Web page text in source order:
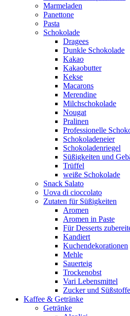
Marmeladen
Panettone
Pasta
Schokolade
Dragees
Dunkle Schokolade
Kakao
Kakaobutter
Kekse
Macarons
Merendine
Milchschokolade
Nougat
Pralinen
Professionelle
Schokoladeneier
Schokoladenriegel
Süßigkeiten und
Trüffel
weiße Schokolade
Snack Salato
Uova di cioccolato
Zutaten für Süßigkeiten
Aromen
Aromen in Paste
Für Desserts
Kandiert
Kuchendekorationen
Mehle
Sauerteig
Trockenobst
Vari Lebensmittel
Zucker und Süßstoffe
Kaffee & Getränke
Getränke